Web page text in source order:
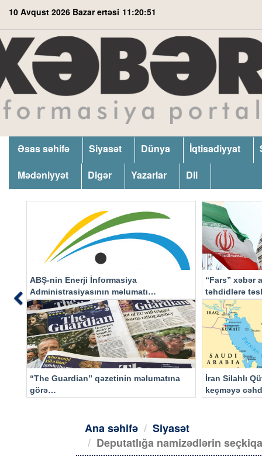
10 Avqust 2026 Bazar ertəsi 11:20:52
Əsas səhifə Siyasət Dünya İqtisadiyyat
Mədəniyyət
Digər Yazarlar Dil
ABŞ-nin Enerji İnformasiya
Administrasiyasının məlumatı
əsasında…
“Fars” xəbər
təhdidlərə
“The Guardian” qəzetinin məlumatına
görə…
İran Silahlı
keçməyə
Previous
Ana səhifə
Siyasət
Deputatlığa namizədlərin